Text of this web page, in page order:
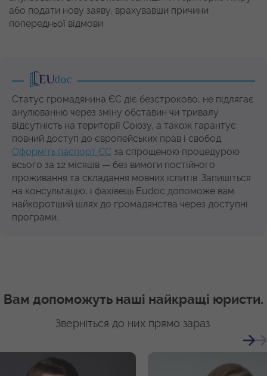
або подати нову заяву, врахувавши причини
попередньої відмови.
Статус громадянина ЄС діє безстроково, не підлягає
анулюванню через зміну обставин чи тривалу
відсутність на території Союзу, а також гарантує
повний доступ до європейських прав і свобод.
Оформіть паспорт ЄС за спрощеною процедурою
всього за 12 місяців — без вимоги постійного
проживання та складання мовних іспитів. Запишіться
на консультацію, і фахівець Eudoc допоможе вам
найкоротший шлях до громадянства через доступні
програми.
Вам допоможуть наші найкращі юристи.
Зверніться до них прямо зараз.